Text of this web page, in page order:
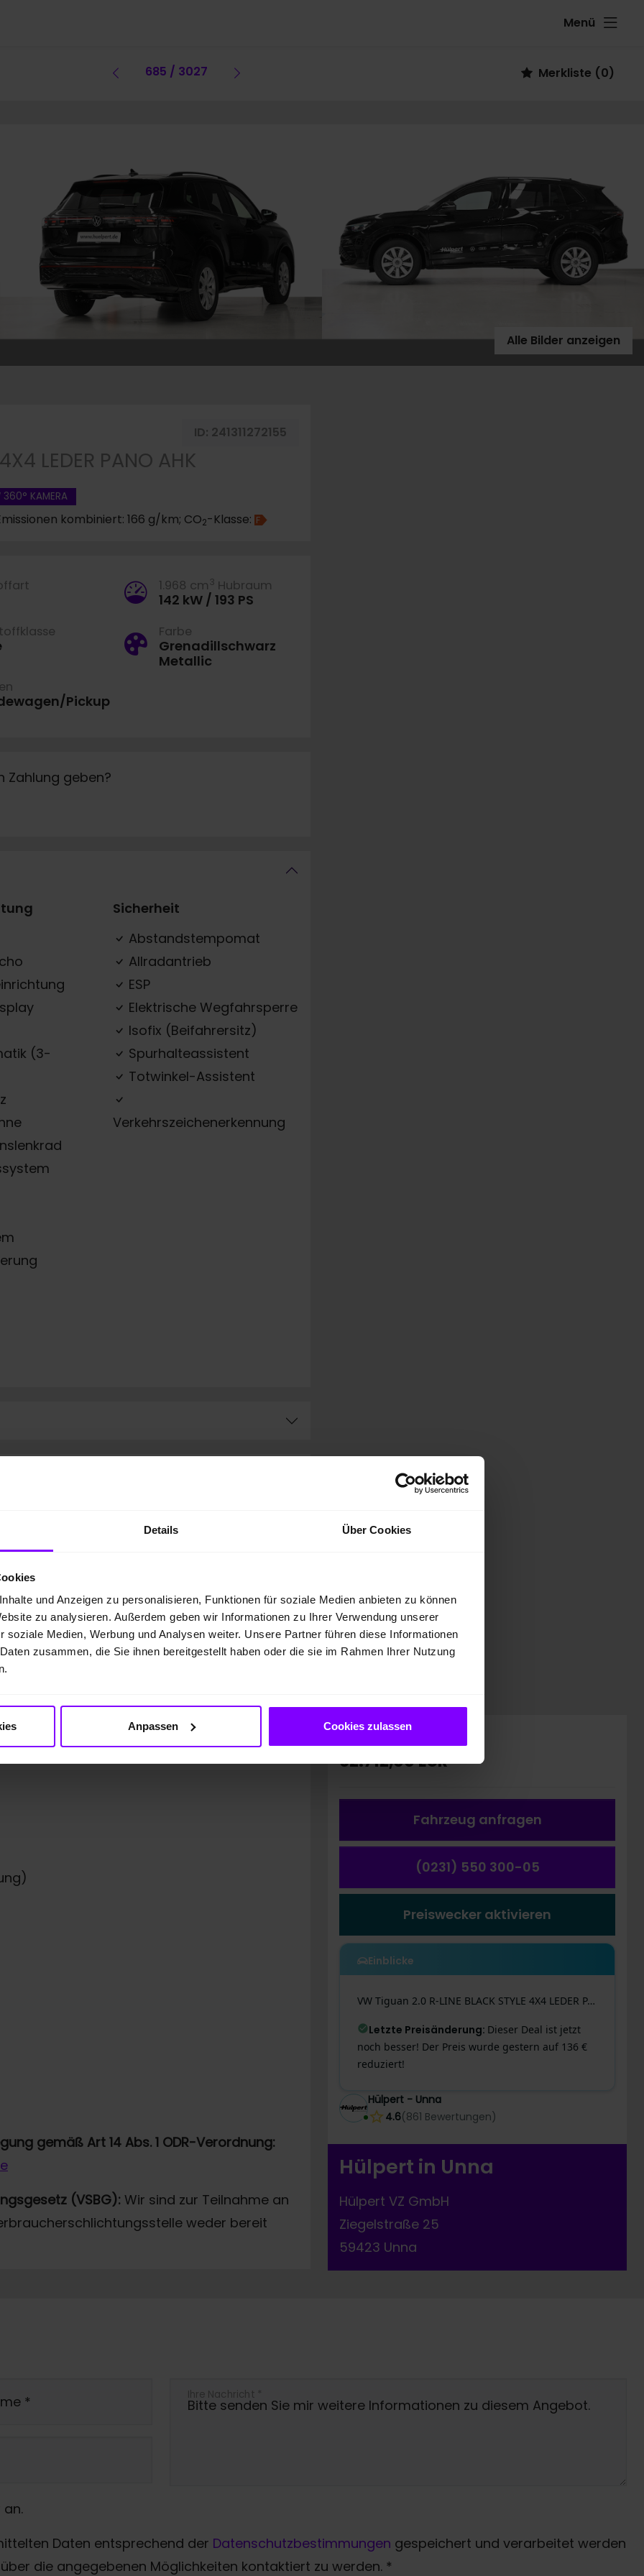
Details Über Cookies
und Anzeigen zu personalisieren, Funktionen für soziale Medien anbieten zu können
zu analysieren. Außerdem geben wir Informationen zu Ihrer Verwendung unserer
soziale Medien, Werbung und Analysen weiter. Unsere Partner führen diese Informationen
zusammen, die Sie ihnen bereitgestellt haben oder die sie im Rahmen Ihrer Nutzung
Anpassen Cookies zulassen
Menü
Vorheriges Fahrzeug
685 / 3027 Merkliste (0)
Alle Bilder anzeigen
merken ID: 241311272155
LEDER PANO AHK
360° KAMERA
kombiniert: 166 g/km; CO2-Klasse: F
1.968 cm 3 Hubraum
142 kW / 193 PS
Farbe
Grenadillschwarz
Metallic
Pickup
Zahlung geben?
(3-
Sicherheit
Abstandstempomat
Allradantrieb
ESP
Elektrische Wegfahrsperre
Isofix (Beifahrersitz)
Spurhalteassistent
Totwinkel-Assistent
Verkehrszeichenerkennung
gemäß Art 14 Abs. 1 ODR-Verordnung:
(VSBG): Wir sind zur Teilnahme an
weder bereit
62.712,00 EUR
Fahrzeug anfragen
(0231) 550 300-05
Preiswecker aktivieren
Einblicke
VW Tiguan 2.0 R-LINE BLACK STYLE 4X4 LEDER PANO AHK
Letzte Preisänderung: Dieser Deal ist jetzt
noch besser! Der Preis wurde gestern auf 136 €
reduziert!
Hülpert - Unna
4.6(861 Bewertungen)
Hülpert in Unna
Hülpert VZ GmbH
Ziegelstraße 25
59423 Unna
* Ihre Nachricht *
Daten entsprechend der Datenschutzbestimmungen gespeichert und verarbeitet werden
die angegebenen Möglichkeiten kontaktiert zu werden. *